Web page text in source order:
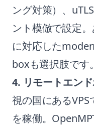
ング対策）、
ント模倣で設定
に対応した
boxも選択肢です。
4. リモートエン
視の国にある
を稼働。